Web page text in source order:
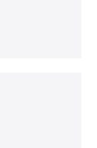
进催收